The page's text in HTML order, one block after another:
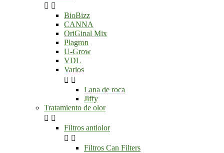
 
BioBizz
CANNA
OriGinal Mix
Plagron
U-Grow
VDL
Varios
 
Lana de roca
Jiffy
Tratamiento de olor
 
Filtros antiolor
 
Filtros Can Filters